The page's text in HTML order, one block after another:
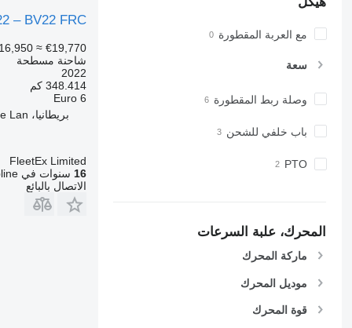
مع العربة المقطورة
سعة
وصلة ربط المقطورة
باب خلفي للشحن
PTO
المحرك، علبة السرعات
ماركة المحرك
موديل المحرك
قوة المحرك
– BV22 FRC
≈ €19,770
شاحنة مسطحة
2022
348.414 كم
Euro 6
بريطانيا، Cliffe Hill Depot Beveridge Lan
FleetEx Limited
16 سنوات في Autoline
الاتصال بالبائع